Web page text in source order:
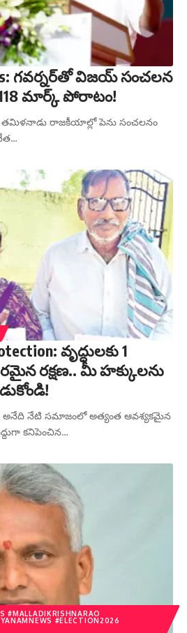
గవర్నర్‌తో విజయ్ సంచలన
మార్క్ పోరాటం!
తమిళనాడు రాజకీయాల్లో పెను సంచలనం
వృద్ధులకు 1
రక్షణ.. మీ హక్కులను
అనేది నేటి సమాజంలో అత్యంత ఆవశ్యకమైన
కనిపెంచిన…
#MALLADIKRISHNARAO
#ELECTION2026